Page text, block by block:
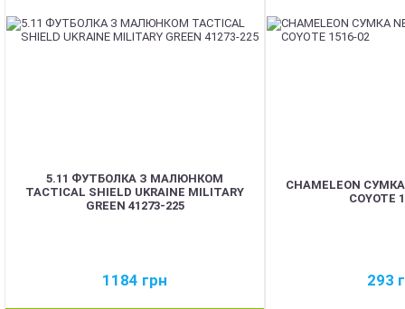
5.11 ФУТБОЛКА З МАЛЮНКОМ
TACTICAL SHIELD UKRAINE MILITARY
GREEN 41273-225
1184 грн
CHAMELEON СУМКА
COYOTE
293